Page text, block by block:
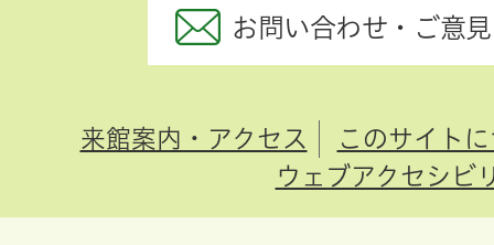
お問い合わせ・ご意
来館案内・アクセス
このサイト
ウェブアクセシビ